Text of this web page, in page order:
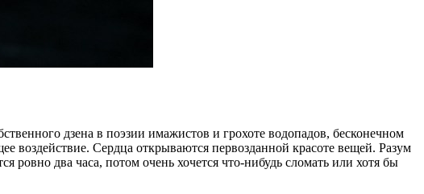
дзена в поэзии имажистов и грохоте водопадов, бесконечном
воздействие. Сердца открываются первозданной красоте вещей. Разум
два часа, потом очень хочется что-нибудь сломать или хотя бы